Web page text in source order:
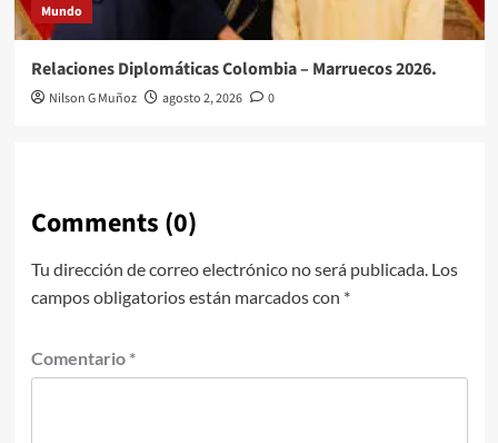
Mundo
Relaciones Diplomáticas Colombia – Marruecos 2026.
Nilson G Muñoz agosto 2, 2026 0
Comments (0)
Tu dirección de correo electrónico no será publicada. Los
campos obligatorios están marcados con *
Comentario *